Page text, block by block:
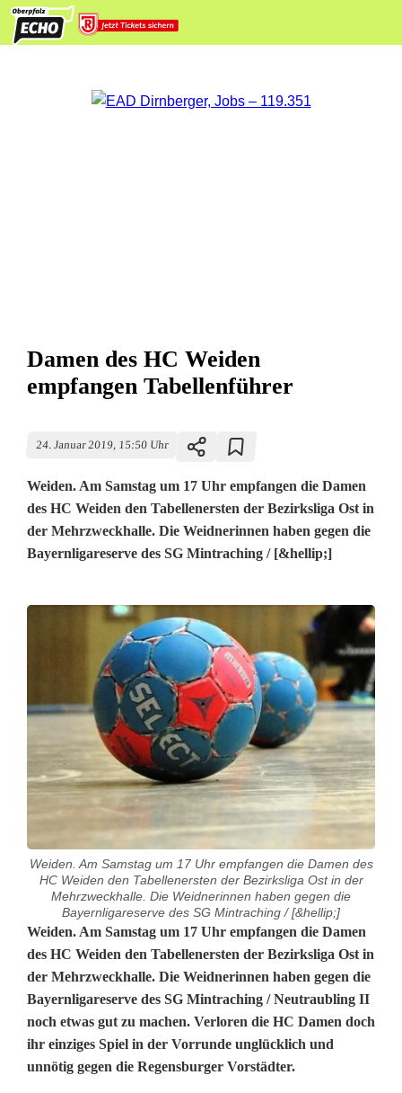
Damen des HC Weiden
empfangen Tabellenführer
24. Januar 2019, 15:50 Uhr
Weiden. Am Samstag um 17 Uhr empfangen die Damen
des HC Weiden den Tabellenersten der Bezirksliga Ost in
der Mehrzweckhalle. Die Weidnerinnen haben gegen die
Bayernligareserve des SG Mintraching / [&hellip;]
Weiden. Am Samstag um 17 Uhr empfangen die Damen des
HC Weiden den Tabellenersten der Bezirksliga Ost in der
Mehrzweckhalle. Die Weidnerinnen haben gegen die
Bayernligareserve des SG Mintraching / [&hellip;]
D
a
m
e
n
Weiden. Am Samstag um 17 Uhr empfangen die Damen
des HC Weiden den Tabellenersten der Bezirksliga Ost in
der Mehrzweckhalle. Die Weidnerinnen haben gegen die
Bayernligareserve des SG Mintraching / Neutraubling II
noch etwas gut zu machen. Verloren die HC Damen doch
ihr einziges Spiel in der Vorrunde unglücklich und
unnötig gegen die Regensburger Vorstädter.